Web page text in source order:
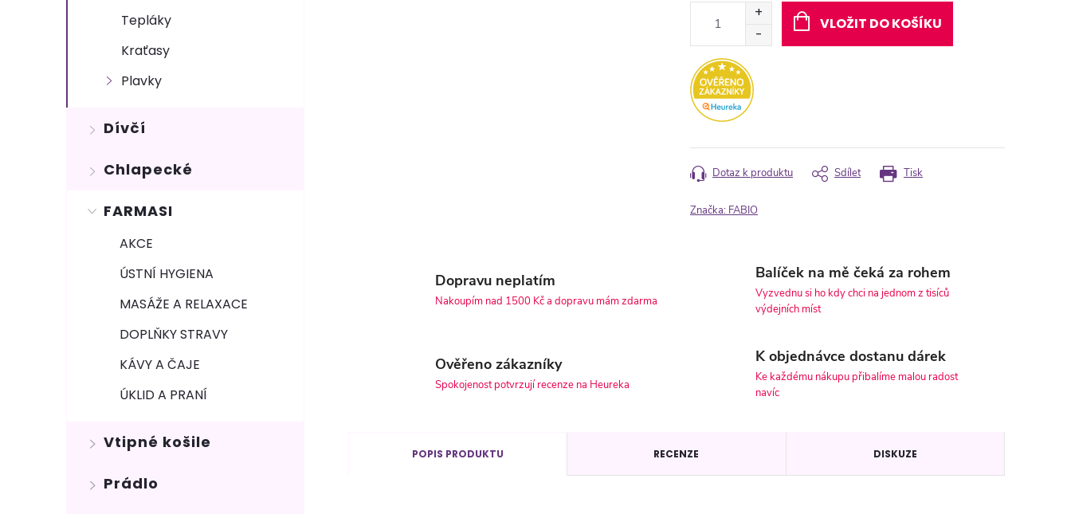
Tepláky
Kraťasy
Plavky
Dívčí
Chlapecké
FARMASI
AKCE
ÚSTNÍ HYGIENA
MASÁŽE A RELAXACE
DOPLŇKY STRAVY
KÁVY A ČAJE
ÚKLID A PRANÍ
Vtipné košile
Prádlo
VLOŽIT DO KOŠÍKU
Tisk
Dotaz k produktu Sdílet
Značka: FABIO
Dopravu neplatím
Nakoupím nad 1500 Kč a dopravu mám zdarma
Balíček na mě čeká za rohem
Vyzvednu si ho kdy chci na jednom z tisíců
výdejních míst
Ověřeno zákazníky
Spokojenost potvrzují recenze na Heureka
K objednávce dostanu dárek
Ke každému nákupu přibalíme malou radost
navíc
POPIS PRODUKTU RECENZE DISKUZE